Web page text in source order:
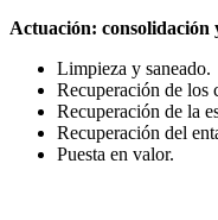
Actuación: consolidación
Limpieza y saneado.
Recuperación de los
Recuperación de la
Recuperación del
Puesta en valor.